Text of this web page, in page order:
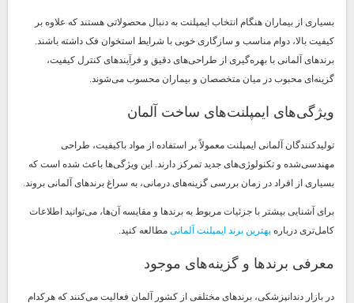
بسیاری از بیماران هنگام انتخاب ایمپلنت به دنبال محصولاتی هستند که علاوه بر
کیفیت بالا، دوام مناسب و سازگاری خوبی با شرایط استخوان فک داشته باشند.
برندهای آلمانی با بهره‌گیری از طراحی‌های دقیق و فرآیندهای کنترل کیفیت،
گزینه‌ای محبوب در میان متخصصان و بیماران محسوب می‌شوند.
ویژگی‌های ایمپلنت‌های ساخت آلمان
تولیدکنندگان آلمانی ایمپلنت معمولاً بر استفاده از مواد باکیفیت، طراحی
مهندسی‌شده و تکنولوژی‌های جدید تمرکز دارند. این ویژگی‌ها باعث شده است که
بسیاری از افراد در زمان بررسی گزینه‌های درمانی، به سراغ برندهای آلمانی بروند.
برای آشنایی بیشتر با جزئیات مربوط به برندها و مقایسه آن‌ها، می‌توانید اطلاعات
کامل‌تری درباره بهترین برند ایمپلنت آلمانی مطالعه کنید.
معرفی برندها و گزینه‌های موجود
در بازار دندانپزشکی، برندهای مختلفی از کشور آلمان فعالیت می‌کنند که هرکدام